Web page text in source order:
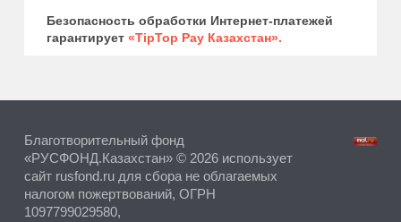
Безопасность обработки Интернет-платежей
гарантирует «TipTop Pay Казахстан».
Благотворительный фонд
«РУСФОНД.Казахстан» © 2026 использует
сайт rusfond.ru для сбора не облагаемых
налогом пожертвований, ОГРН
1097799029580,